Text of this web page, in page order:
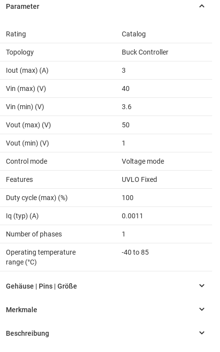
Rating Catalog
Topology Buck Controller
Iout (max) (A) 3
Vin (max) (V) 40
Vin (min) (V) 3.6
Vout (max) (V) 50
Vout (min) (V) 1
Control mode Voltage mode
Features UVLO Fixed
Duty cycle (max) (%) 100
Iq (typ) (A) 0.0011
Number of phases 1
Operating temperature
range (°C)
-40 to 85